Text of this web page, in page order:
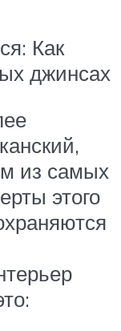
Как
джинсах
из самых
этого